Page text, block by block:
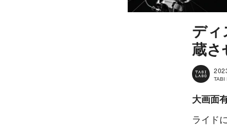
ディ
蔵さ
TABI
大画面
ライド